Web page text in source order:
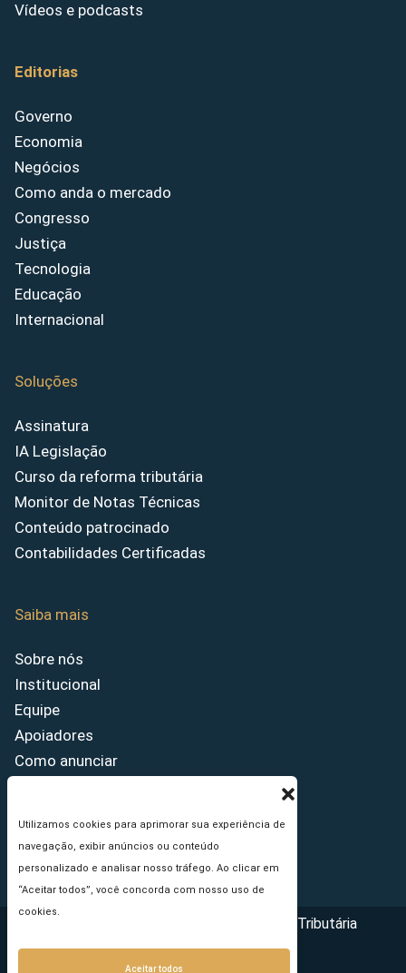
Utilizamos cookies para aprimorar sua experiência de
navegação, exibir anúncios ou conteúdo
personalizado e analisar nosso tráfego. Ao clicar em
“Aceitar todos”, você concorda com nosso uso de
cookies.
Aceitar todos
Vídeos e podcasts
Editorias
Governo
Economia
Negócios
Como anda o mercado
Congresso
Justiça
Tecnologia
Educação
Internacional
Soluções
Assinatura
IA Legislação
Curso da reforma tributária
Monitor de Notas Técnicas
Conteúdo patrocinado
Contabilidades Certificadas
Saiba mais
Sobre nós
Institucional
Equipe
Apoiadores
Como anunciar
Princípios Editoriais
Copyright © 2026 - Portal da Reforma Tributária